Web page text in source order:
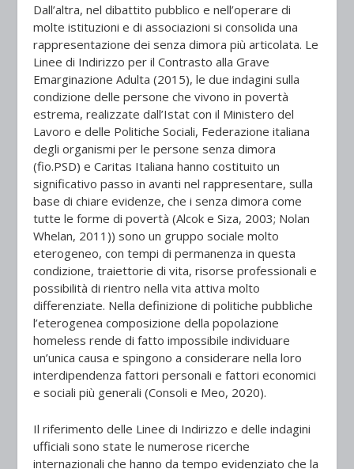
Dall’altra, nel dibattito pubblico e nell’operare di
molte istituzioni e di associazioni si consolida una
rappresentazione dei senza dimora più articolata. Le
Linee di Indirizzo per il Contrasto alla Grave
Emarginazione Adulta (2015), le due indagini sulla
condizione delle persone che vivono in povertà
estrema, realizzate dall’Istat con il Ministero del
Lavoro e delle Politiche Sociali, Federazione italiana
degli organismi per le persone senza dimora
(fio.PSD) e Caritas Italiana hanno costituito un
significativo passo in avanti nel rappresentare, sulla
base di chiare evidenze, che i senza dimora come
tutte le forme di povertà (Alcok e Siza, 2003; Nolan
Whelan, 2011)) sono un gruppo sociale molto
eterogeneo, con tempi di permanenza in questa
condizione, traiettorie di vita, risorse professionali e
possibilità di rientro nella vita attiva molto
differenziate. Nella definizione di politiche pubbliche
l’eterogenea composizione della popolazione
homeless rende di fatto impossibile individuare
un’unica causa e spingono a considerare nella loro
interdipendenza fattori personali e fattori economici
e sociali più generali (Consoli e Meo, 2020).
Il riferimento delle Linee di Indirizzo e delle indagini
ufficiali sono state le numerose ricerche
internazionali che hanno da tempo evidenziato che la